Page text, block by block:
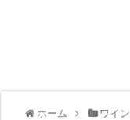
ホーム ワイン